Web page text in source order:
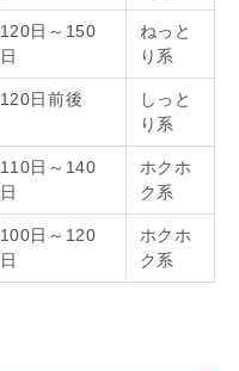
120日～150
日
ねっと
り系
120日前後
しっと
り系
110日～140
日
ホクホ
ク系
100日～120
日
ホクホ
ク系